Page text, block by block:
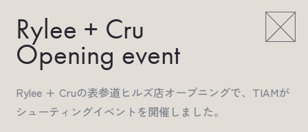
Rylee + Cru
Opening event
Rylee + Cruの表参道ヒルズ店オープニングで、TIAMが
シューティングイベントを開催しました。